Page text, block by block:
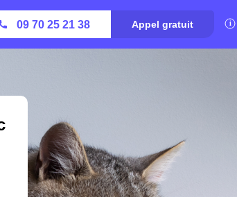
09 70 25 21 38 Appel gratuit